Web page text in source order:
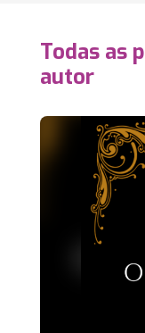
Todas as
autor